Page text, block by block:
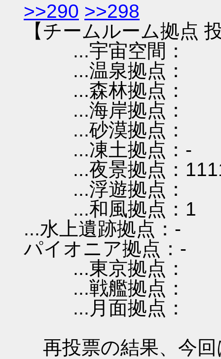
>>290 >>298
【チームルーム拠点
...宇宙空間：
...温泉拠点：
...森林拠点：
...海岸拠点：
...砂漠拠点：
...凍土拠点：-
...夜景拠点：
...浮遊拠点：
...和風拠点：1
...水上遺跡拠点：-
パイオニア拠点：-
...東京拠点：
...戦艦拠点：
...月面拠点：
再投票の結果、今